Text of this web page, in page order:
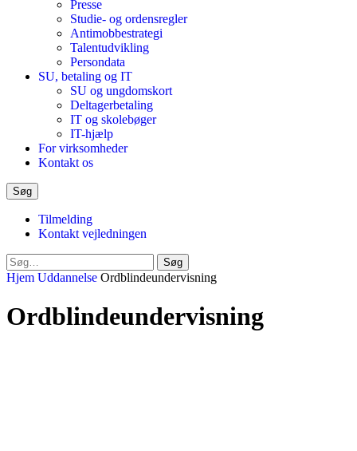
Presse
Studie- og ordensregler
Antimobbestrategi
Talentudvikling
Persondata
SU, betaling og IT
SU og ungdomskort
Deltagerbetaling
IT og skolebøger
IT-hjælp
For virksomheder
Kontakt os
Søg
Tilmelding
Kontakt vejledningen
Luk
søgeformular
Søg
Hjem Uddannelse Ordblindeundervisning
Ordblindeundervisning